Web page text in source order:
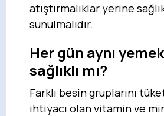
atıştırmalıklar yerine
sunulmalıdır.
Her gün aynı
sağlıklı mı?
Farklı besin gruplarını
ihtiyacı olan vitamin ve